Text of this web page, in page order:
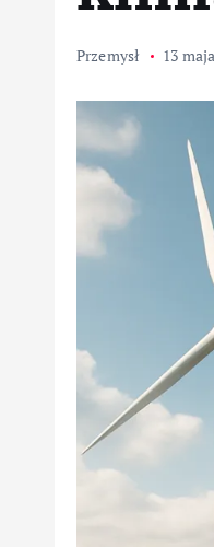
Przemysł 13